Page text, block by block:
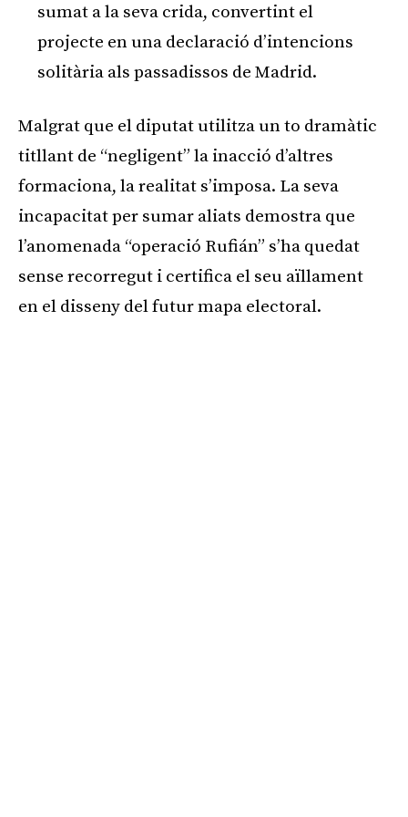
sumat a la seva crida, convertint el
projecte en una declaració d’intencions
solitària als passadissos de Madrid.
Malgrat que el diputat utilitza un to dramàtic
titllant de “negligent” la inacció d’altres
formaciona, la realitat s’imposa. La seva
incapacitat per sumar aliats demostra que
l’anomenada “operació Rufián” s’ha quedat
sense recorregut i certifica el seu aïllament
en el disseny del futur mapa electoral.